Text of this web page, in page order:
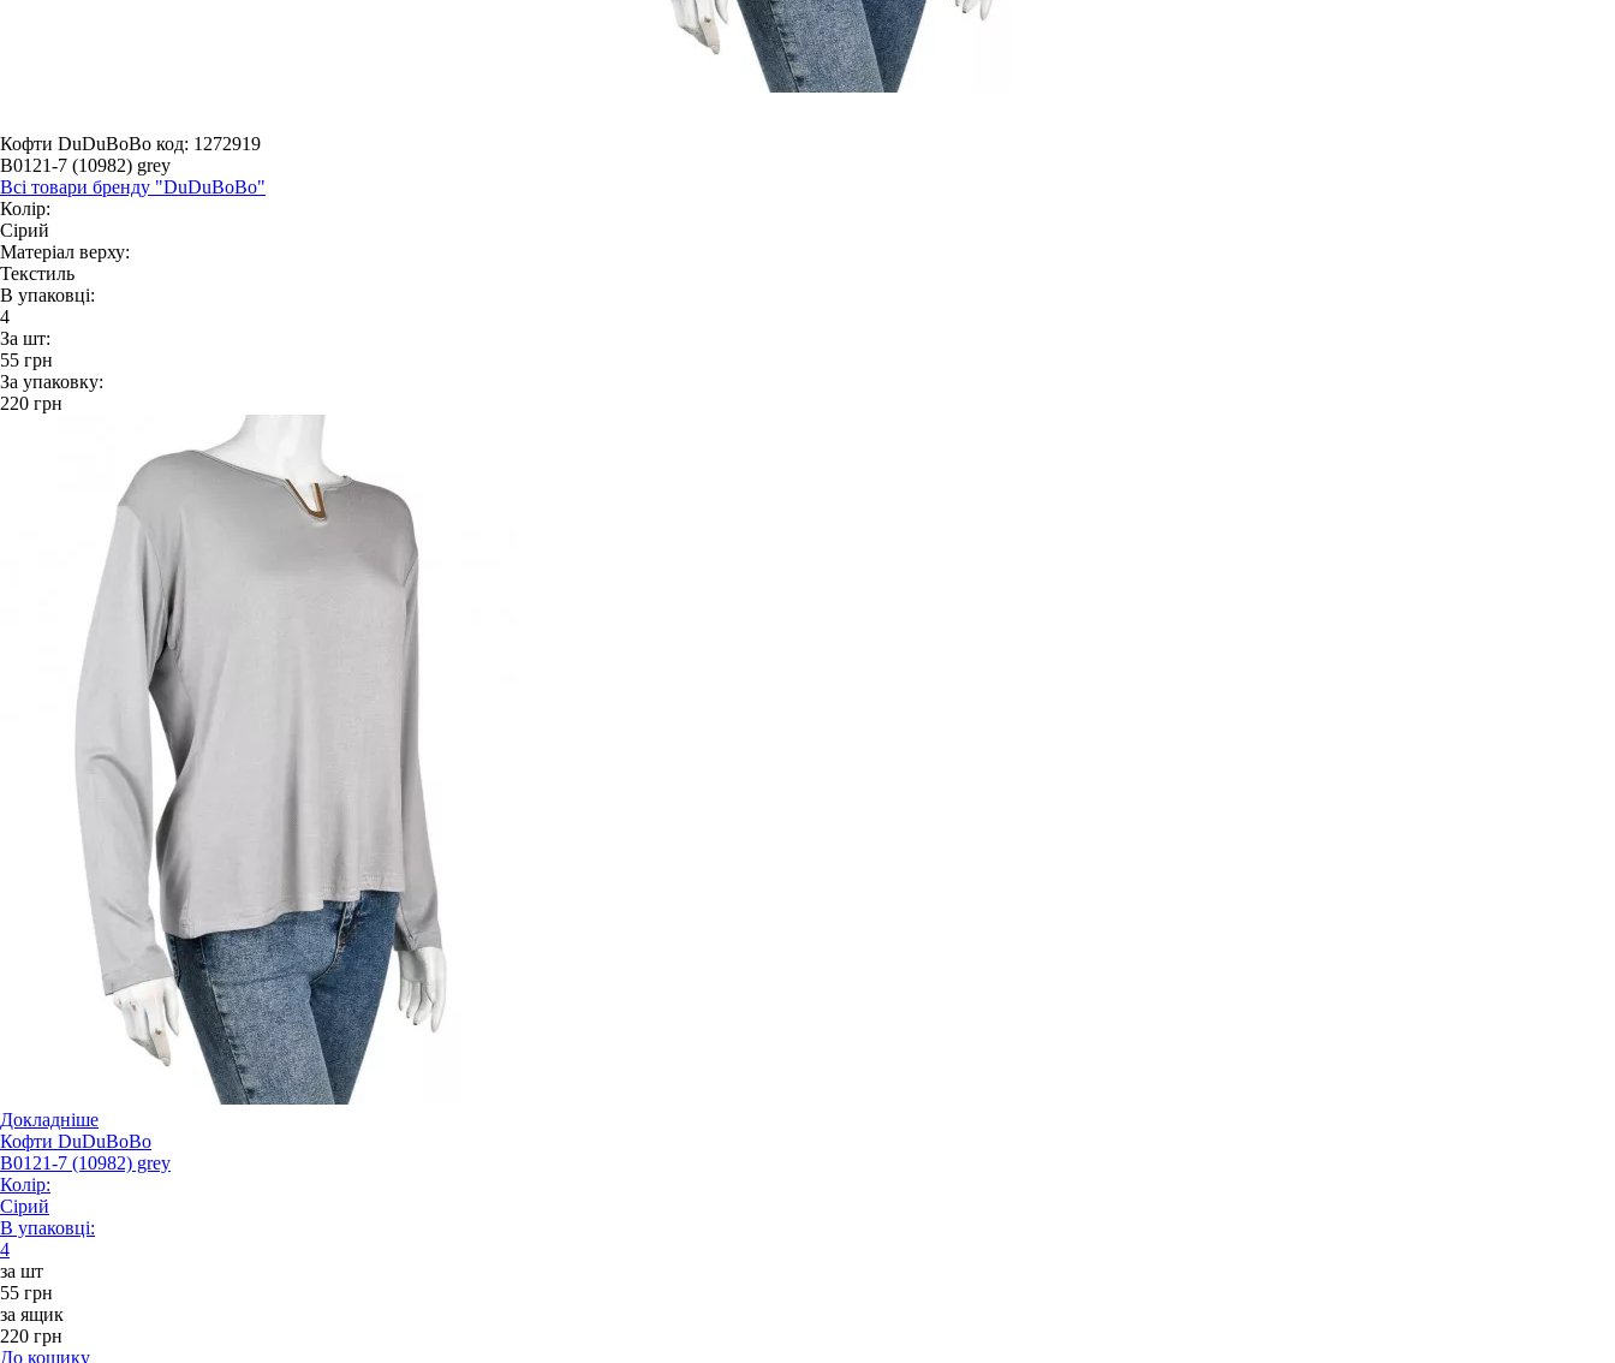
Кофти DuDuBoBo код: 1272919
B0121-7 (10982) grey
Всі товари бренду "DuDuBoBo"
Колір:
Сірий
Матеріал верху:
Текстиль
В упаковці:
4
За шт:
55 грн
За упаковку:
220 грн
Докладніше
Кофти DuDuBoBo
B0121-7 (10982) grey
Колір:
Сірий
В упаковці:
4
за шт
55 грн
за ящик
220 грн
До кошику